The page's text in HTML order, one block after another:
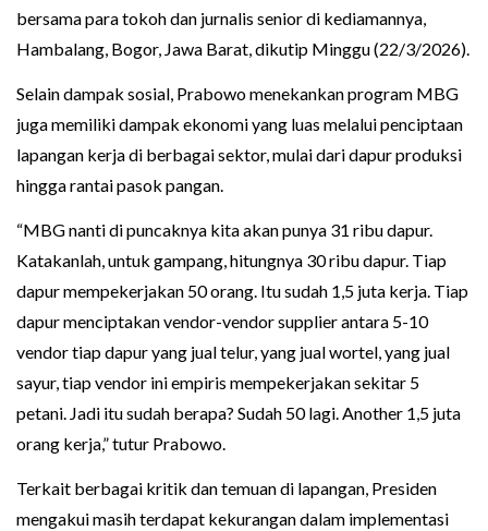
bersama para tokoh dan jurnalis senior di kediamannya,
Hambalang, Bogor, Jawa Barat, dikutip Minggu (22/3/2026).
Selain dampak sosial, Prabowo menekankan program MBG
juga memiliki dampak ekonomi yang luas melalui penciptaan
lapangan kerja di berbagai sektor, mulai dari dapur produksi
hingga rantai pasok pangan.
“MBG nanti di puncaknya kita akan punya 31 ribu dapur.
Katakanlah, untuk gampang, hitungnya 30 ribu dapur. Tiap
dapur mempekerjakan 50 orang. Itu sudah 1,5 juta kerja. Tiap
dapur menciptakan vendor-vendor supplier antara 5-10
vendor tiap dapur yang jual telur, yang jual wortel, yang jual
sayur, tiap vendor ini empiris mempekerjakan sekitar 5
petani. Jadi itu sudah berapa? Sudah 50 lagi. Another 1,5 juta
orang kerja,” tutur Prabowo.
Terkait berbagai kritik dan temuan di lapangan, Presiden
mengakui masih terdapat kekurangan dalam implementasi